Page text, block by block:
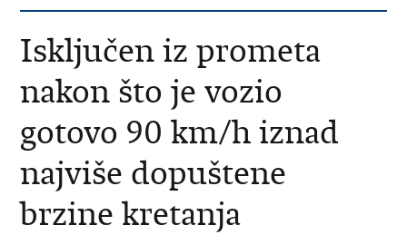
Isključen iz prometa
nakon što je vozio
gotovo 90 km/h iznad
najviše dopuštene
brzine kretanja